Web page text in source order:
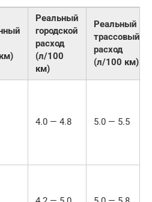
Реальный
городской
расход
(л/100
км)
Реальный
трассовый
расход
(л/100 км)
4.0 — 4.8 5.0 — 5.5